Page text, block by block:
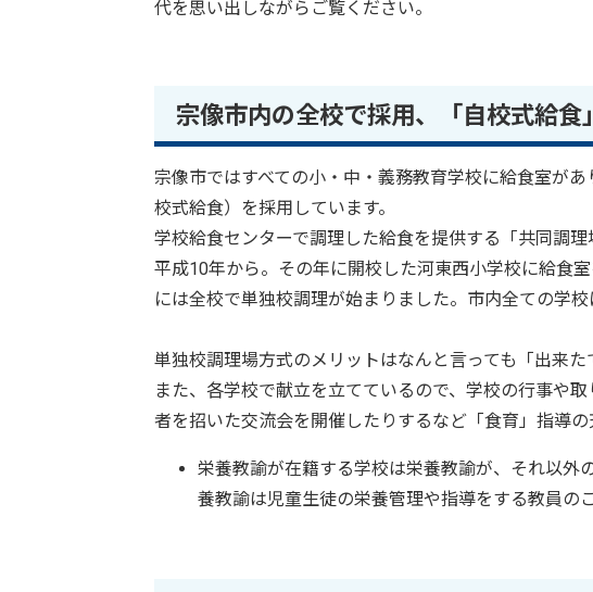
代を思い出しながらご覧ください。
宗像市内の全校で採用、「自校式給食
宗像市ではすべての小・中・義務教育学校に給食室が
校式給食）を採用しています。
学校給食センターで調理した給食を提供する「共同調
平成10年から。その年に開校した河東西小学校に給食
には全校で単独校調理が始まりました。市内全ての学
単独校調理場方式のメリットはなんと言っても「出来た
また、各学校で献立を立てているので、学校の行事や
者を招いた交流会を開催したりするなど「食育」指導の
栄養教諭が在籍する学校は栄養教諭が、それ以
養教諭は児童生徒の栄養管理や指導をする教員の